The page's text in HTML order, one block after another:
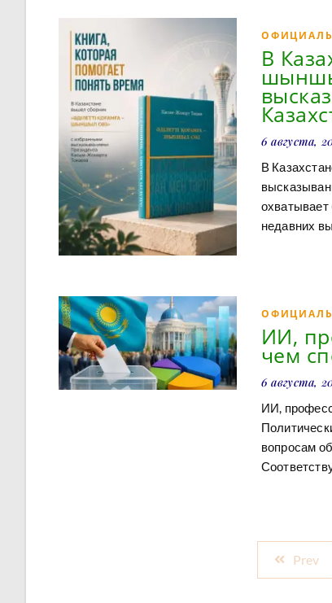
В
6 августа,
В
охватывает
недавних
ИИ,
чем
6 августа,
ИИ,
вопросам
Prev